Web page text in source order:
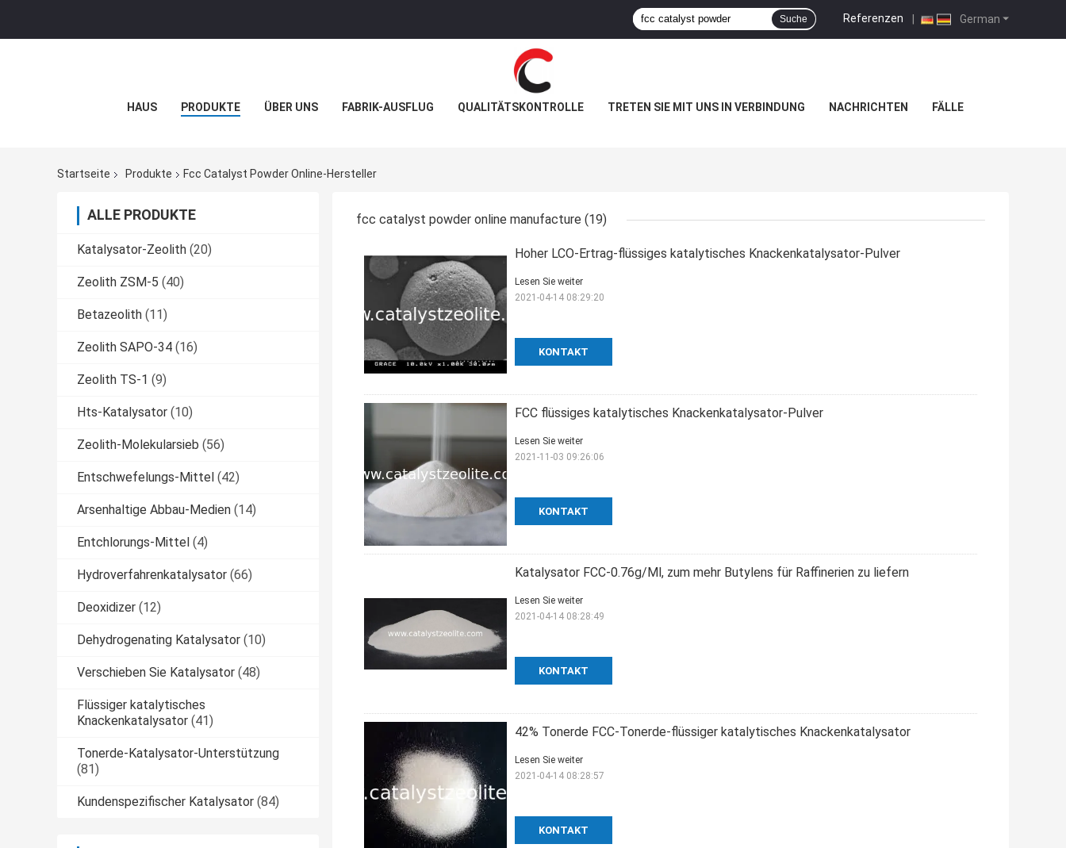
German
Referenzen |
Suche
HAUS PRODUKTE ÜBER UNS FABRIK-AUSFLUG QUALITÄTSKONTROLLE TRETEN SIE MIT UNS IN VERBINDUNG NACHRICHTEN FÄLLE
Startseite Produkte Fcc Catalyst Powder Online-Hersteller
ALLE PRODUKTE
Katalysator-Zeolith (20)
Zeolith ZSM-5 (40)
Betazeolith (11)
Zeolith SAPO-34 (16)
Zeolith TS-1 (9)
Hts-Katalysator (10)
Zeolith-Molekularsieb (56)
Entschwefelungs-Mittel (42)
Arsenhaltige Abbau-Medien (14)
Entchlorungs-Mittel (4)
Hydroverfahrenkatalysator (66)
Deoxidizer (12)
Dehydrogenating Katalysator (10)
Verschieben Sie Katalysator (48)
Flüssiger katalytisches
Knackenkatalysator (41)
Tonerde-Katalysator-Unterstützung
(81)
Kundenspezifischer Katalysator (84)
fcc catalyst powder online manufacture (19)
Hoher LCO-Ertrag-flüssiges katalytisches Knackenkatalysator-Pulver
KONTAKT
Lesen Sie weiter
2021-04-14 08:29:20
FCC flüssiges katalytisches Knackenkatalysator-Pulver
KONTAKT
Lesen Sie weiter
2021-11-03 09:26:06
Katalysator FCC-0.76g/Ml, zum mehr Butylens für Raffinerien zu liefern
KONTAKT
Lesen Sie weiter
2021-04-14 08:28:49
42% Tonerde FCC-Tonerde-flüssiger katalytisches Knackenkatalysator
KONTAKT
Lesen Sie weiter
2021-04-14 08:28:57